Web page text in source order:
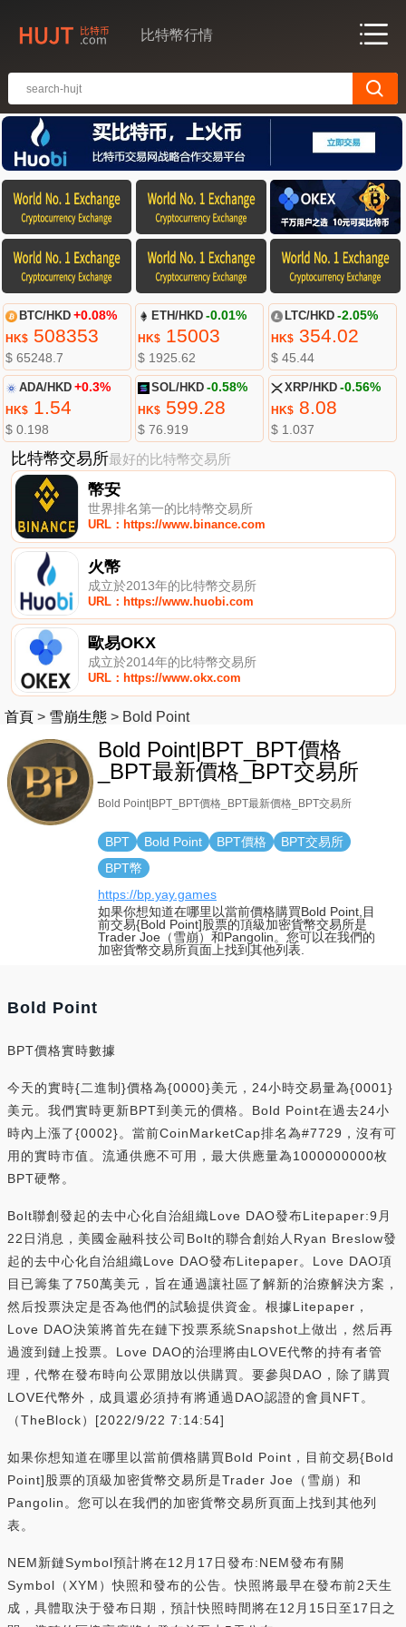
比特幣行情
BTC/HKD +0.08%
HK$508353
$ 65248.7
ETH/HKD -0.01%
HK$ 15003
$ 1925.62
LTC/HKD -2.05%
HK$354.02
$ 45.44
ADA/HKD +0.3%
HK$1.54
$ 0.198
SOL/HKD -0.58%
HK$ 599.28
$ 76.919
XRP/HKD -0.56%
HK$8.08
$ 1.037
比特幣交易所最好的比特幣交易所
幣安
世界排名第一的比特幣交易所
URL：https://www.binance.com
火幣
成立於2013年的比特幣交易所
URL：https://www.huobi.com
歐易OKX
成立於2014年的比特幣交易所
URL：https://www.okx.com
首頁 > 雪崩生態 > Bold Point
Bold Point|BPT_BPT價格
_BPT最新價格_BPT交易所
Bold Point|BPT_BPT價格_BPT最新價格_BPT交易所
BPT Bold Point BPT價格
BPT交易所
BPT幣
https://bp.yay.games
如果你想知道在哪里以當前價格購買Bold Point,目
前交易{Bold Point]股票的頂級加密貨幣交易所是
Trader Joe（雪崩）和Pangolin。您可以在我們的
加密貨幣交易所頁面上找到其他列表.
Bold Point
BPT價格實時數據
今天的實時{二進制}價格為{0000}美元，24小時交易量為{0001}
美元。我們實時更新BPT到美元的價格。Bold Point在過去24小
時內上漲了{0002}。當前CoinMarketCap排名為#7729，沒有可
用的實時市值。流通供應不可用，最大供應量為1000000000枚
BPT硬幣。
Bolt聯創發起的去中心化自治組織Love DAO發布Litepaper:9月
22日消息，美國金融科技公司Bolt的聯合創始人Ryan Breslow發
起的去中心化自治組織Love DAO發布Litepaper。Love DAO項
目已籌集了750萬美元，旨在通過讓社區了解新的治療解決方案，
然后投票決定是否為他們的試驗提供資金。根據Litepaper，
Love DAO決策將首先在鏈下投票系統Snapshot上做出，然后再
過渡到鏈上投票。Love DAO的治理將由LOVE代幣的持有者管
理，代幣在發布時向公眾開放以供購買。要參與DAO，除了購買
LOVE代幣外，成員還必須持有將通過DAO認證的會員NFT。
（TheBlock）[2022/9/22 7:14:54]
如果你想知道在哪里以當前價格購買Bold Point，目前交易{Bold
Point]股票的頂級加密貨幣交易所是Trader Joe（雪崩）和
Pangolin。您可以在我們的加密貨幣交易所頁面上找到其他列
表。
NEM新鏈Symbol預計將在12月17日發布:NEM發布有關
Symbol（XYM）快照和發布的公告。快照將最早在發布前2天生
成，具體取決于發布日期，預計快照時間將在12月15日至17日之